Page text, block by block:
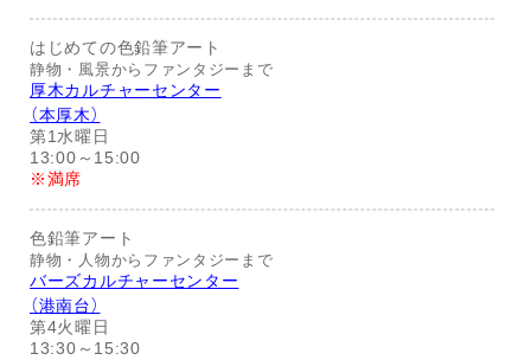
はじめての色鉛筆アート
静物・風景からファンタジーまで
厚木カルチャーセンター
（本厚木）
第1水曜日
13:00～15:00
※満席
色鉛筆アート
静物・人物からファンタジーまで
バーズカルチャーセンター
（港南台）
第4火曜日
13:30～15:30